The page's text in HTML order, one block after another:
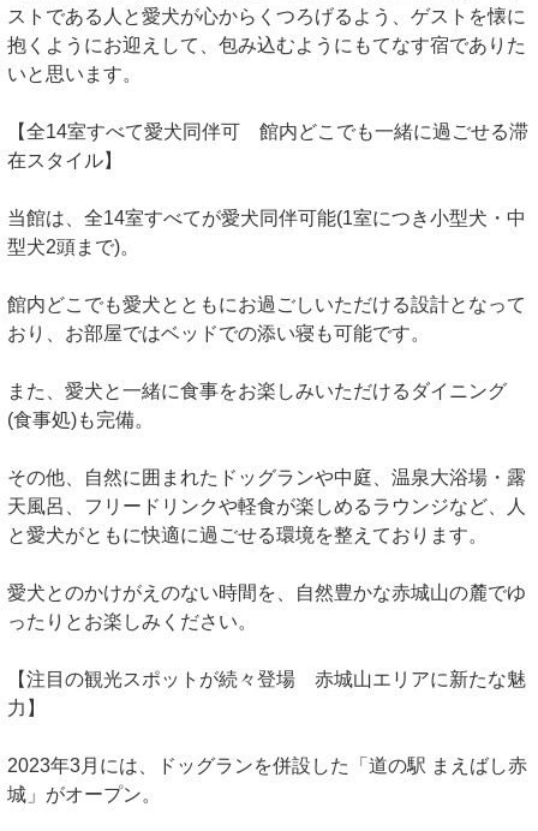
ストである人と愛犬が心からくつろげるよう、ゲストを懐に
抱くようにお迎えして、包み込むようにもてなす宿でありた
いと思います。
【全14室すべて愛犬同伴可 館内どこでも一緒に過ごせる滞
在スタイル】
当館は、全14室すべてが愛犬同伴可能(1室につき小型犬・中
型犬2頭まで)。
館内どこでも愛犬とともにお過ごしいただける設計となって
おり、お部屋ではベッドでの添い寝も可能です。
また、愛犬と一緒に食事をお楽しみいただけるダイニング
(食事処)も完備。
その他、自然に囲まれたドッグランや中庭、温泉大浴場・露
天風呂、フリードリンクや軽食が楽しめるラウンジなど、人
と愛犬がともに快適に過ごせる環境を整えております。
愛犬とのかけがえのない時間を、自然豊かな赤城山の麓でゆ
ったりとお楽しみください。
【注目の観光スポットが続々登場 赤城山エリアに新たな魅
力】
2023年3月には、ドッグランを併設した「道の駅 まえばし赤
城」がオープン。